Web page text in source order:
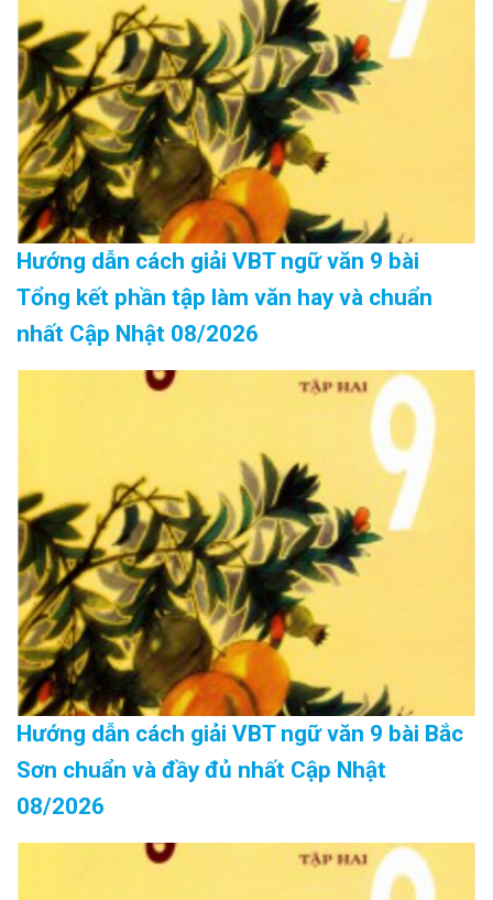
Hướng dẫn cách giải VBT ngữ văn 9 bài
Tổng kết phần tập làm văn hay và chuẩn
nhất Cập Nhật 08/2026
Hướng dẫn cách giải VBT ngữ văn 9 bài Bắc
Sơn chuẩn và đầy đủ nhất Cập Nhật
08/2026